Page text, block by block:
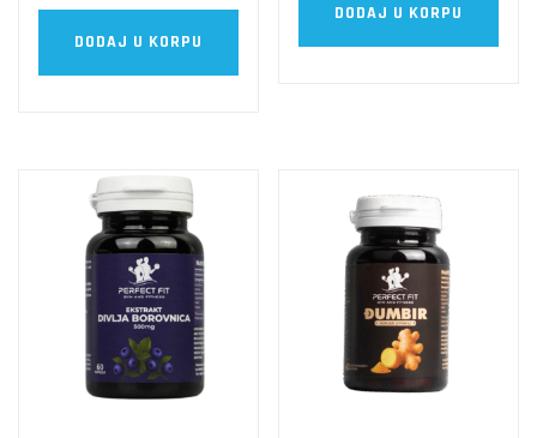
DODAJ U KORPU
DODAJ U KORPU